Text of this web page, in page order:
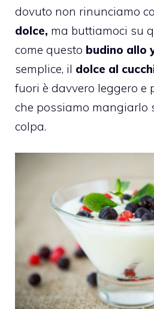
dovuto non rinunciamo
dolce, ma buttiamoci su
come questo budino allo
semplice, il dolce al
fuori è davvero leggero e
che possiamo mangiarlo
colpa.